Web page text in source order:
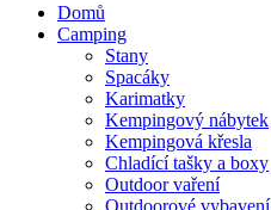
Domů
Camping
Stany
Spacáky
Karimatky
Kempingový nábytek
Kempingová křesla
Chladící tašky a boxy
Outdoor vaření
Outdoorové vybavení